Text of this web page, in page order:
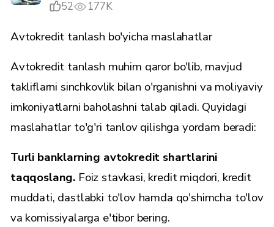
52
177K
Avtokredit tanlash bo'yicha maslahatlar
Avtokredit tanlash muhim qaror bo'lib, mavjud
takliflarni sinchkovlik bilan o'rganishni va moliyaviy
imkoniyatlarni baholashni talab qiladi. Quyidagi
maslahatlar to'g'ri tanlov qilishga yordam beradi:
Turli banklarning avtokredit shartlarini
taqqoslang. Foiz stavkasi, kredit miqdori, kredit
muddati, dastlabki to'lov hamda qo'shimcha to'lov
va komissiyalarga e'tibor bering.